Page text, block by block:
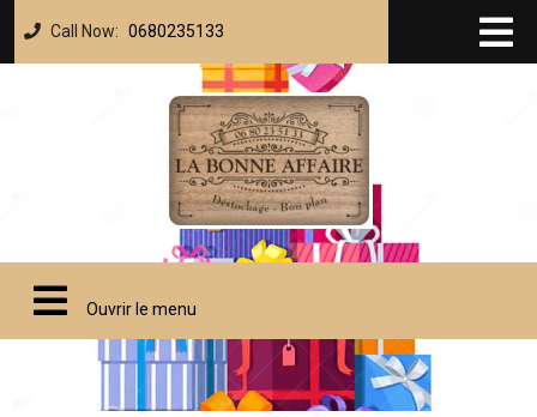
Call Now: 0680235133
Ouvrir le menu